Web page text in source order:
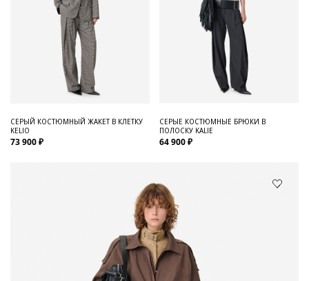
СЕРЫЙ КОСТЮМНЫЙ ЖАКЕТ В КЛЕТКУ
KELIO
73 900 ₽
СЕРЫЕ КОСТЮМНЫЕ БРЮКИ В
ПОЛОСКУ KALIE
64 900 ₽